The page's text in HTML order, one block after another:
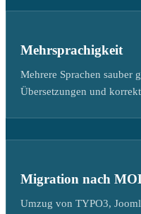
Mehrsprachigkeit
Mehrere Sprachen sauber
Übersetzungen und
Migration nach
Umzug von TYPO3,